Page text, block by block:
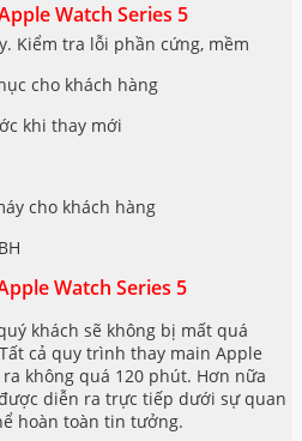
Watch Series 5
Kiểm tra lỗi phần cứng, mềm
cho khách hàng
khi thay mới
cho khách hàng
Watch Series 5
khách sẽ không bị mất quá
cả quy trình thay main Apple
không quá 120 phút. Hơn nữa
diễn ra trực tiếp dưới sự quan
hoàn toàn tin tưởng.